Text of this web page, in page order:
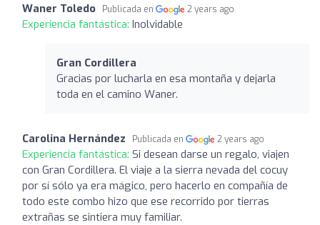
Waner Toledo Publicada en 2 years ago
Experiencia fantástica: Inolvidable
Gran Cordillera
Gracias por lucharla en esa montaña y dejarla
toda en el camino Waner.
Carolina Hernández Publicada en 2 years ago
Experiencia fantástica: Si desean darse un regalo, viajen
con Gran Cordillera. El viaje a la sierra nevada del cocuy
por sí sólo ya era mágico, pero hacerlo en compañía de
todo este combo hizo que ese recorrido por tierras
extrañas se sintiera muy familiar.